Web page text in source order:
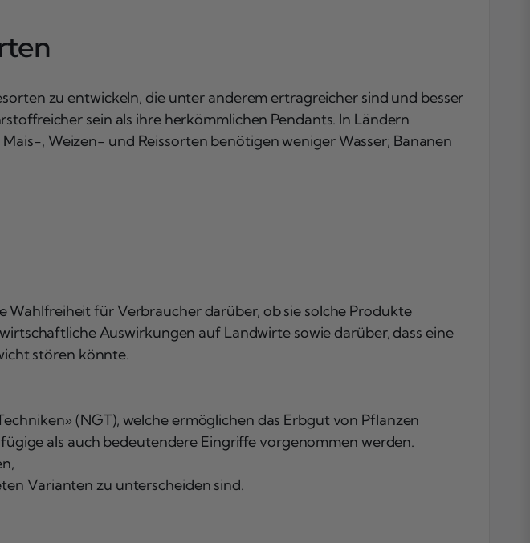
zu entwickeln, die unter anderem ertragreicher sind und besser
sein als ihre herkömmlichen Pendants. In Ländern
, Weizen- und Reissorten benötigen weniger Wasser; Bananen
Wahlfreiheit für Verbraucher darüber, ob sie solche Produkte
Auswirkungen auf Landwirte sowie darüber, dass eine
stören könnte.
(NGT), welche ermöglichen das Erbgut von Pflanzen
als auch bedeutendere Eingriffe vorgenommen werden.
Varianten zu unterscheiden sind.
Fragen